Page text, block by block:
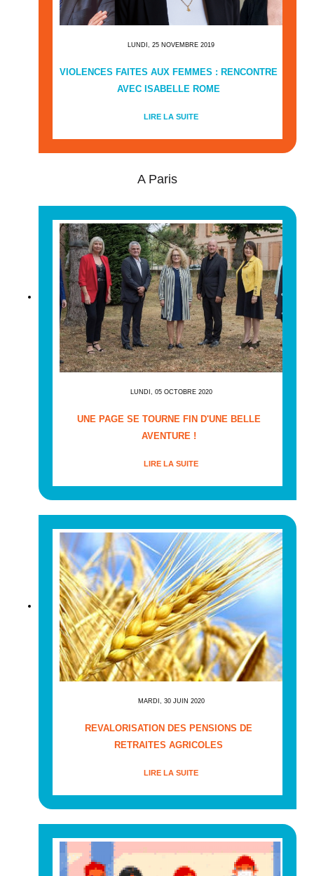
LUNDI, 25 NOVEMBRE 2019
VIOLENCES FAITES AUX FEMMES : RENCONTRE
AVEC ISABELLE ROME
LIRE LA SUITE
A Paris
LUNDI, 05 OCTOBRE 2020
UNE PAGE SE TOURNE FIN D'UNE BELLE
AVENTURE !
LIRE LA SUITE
MARDI, 30 JUIN 2020
REVALORISATION DES PENSIONS DE
RETRAITES AGRICOLES
LIRE LA SUITE